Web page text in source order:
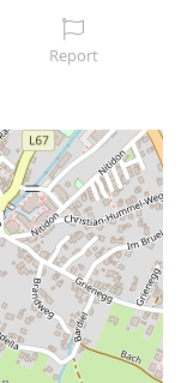
Report